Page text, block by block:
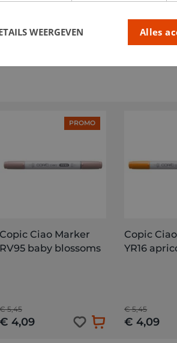
PROMO
Copic Ciao Marker
RV95 baby blossoms
5,45
€ 4,09
Copic
YR16
€ 5,45
€ 4,09
Alles
WEERGEVEN